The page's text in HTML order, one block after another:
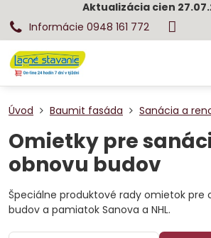
Aktualizácia cien
Informácie 0948 161 772
Úvod Baumit fasáda Sanácia a
Omietky pre
obnovu budov
Špeciálne produktové rady omietok pre
budov a pamiatok Sanova a NHL.